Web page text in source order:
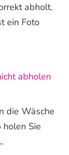
abholt.
ein Foto
abholen
die Wäsche
holen Sie